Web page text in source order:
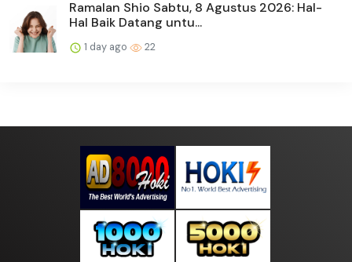
Ramalan Shio Sabtu, 8 Agustus 2026: Hal-
Hal Baik Datang untu...
1 day ago 22